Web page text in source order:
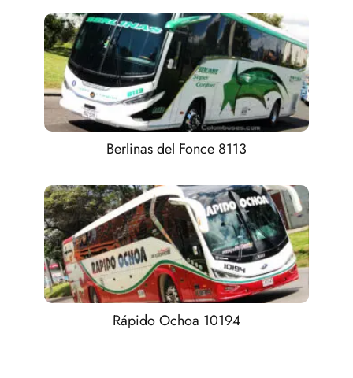
Berlinas del Fonce 8113
Rápido Ochoa 10194